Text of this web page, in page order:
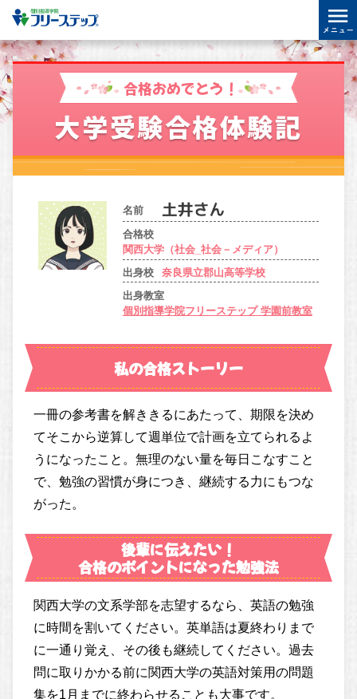
合格おめでとう！
大学受験合格体験記
名前
合格校
関西大学（社会_社会－メディア）
出身校
奈良県立郡山高等学校
出身教室
個別指導学院フリーステップ 学園前教室
私の合格ストーリー
一冊の参考書を解ききるにあたって、期限を決め
てそこから逆算して週単位で計画を立てられるよ
うになったこと。無理のない量を毎日こなすこと
で、勉強の習慣が身につき、継続する力にもつな
がった。
後輩に伝えたい！
合格のポイントになった勉強法
関西大学の文系学部を志望するなら、英語の勉強
に時間を割いてください。英単語は夏終わりまで
に一通り覚え、その後も継続してください。過去
問に取りかかる前に関西大学の英語対策用の問題
集を1月までに終わらせることも大事です。